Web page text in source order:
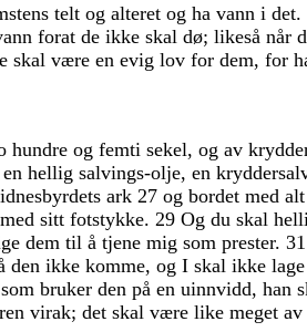
telt og alteret og ha vann i det.
forat de ikke skal dø; likeså når
skal være en evig lov for dem, for
hundre og femti sekel, og av
en hellig salvings-olje, en
ark 27 og bordet med alt
med sitt fotstykke. 29 Og du skal
dem til å tjene mig som prester. 31
den ikke komme, og I skal ikke lage
som bruker den på en uinnvidd, han
ren virak; det skal være like meget av